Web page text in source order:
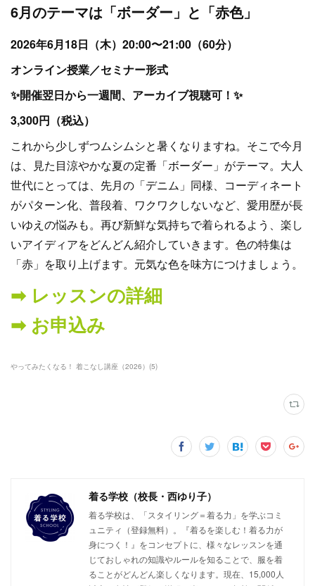
6月のテーマは「ボーダー」と「赤色」
2026年6月18日（木）20:00〜21:00（60分）
オンライン授業／セミナー形式
✨開催翌日から一週間、アーカイブ視聴可！✨
3,300円（税込）
これから少しずつムシムシと暑くなりますね。そこで今月
は、見た目涼やかな夏の定番「ボーダー」がテーマ。大人
世代にとっては、先月の「デニム」同様、コーディネート
がパターン化、普段着、ワクワクしないなど、愛用歴が長
いゆえの悩みも。再び新鮮な気持ちで着られるよう、楽し
いアイディアをどんどん紹介していきます。色の特集は
「赤」を取り上げます。元気な色を味方につけましょう。
➡︎ レッスンの詳細
➡︎ お申込み
やってみたくなる！ 着こなし講座（2026） (5)
着る学校（校長・西ゆり子）
着る学校は、「スタイリング＝着る力」を学ぶコミ
ュニティ（登録無料）。『着るを楽しむ！着る力が
身につく！』をコンセプトに、様々なレッスンを通
じておしゃれの知識やルールを知ることで、服を着
ることがどんどん楽しくなります。現在、15,000人